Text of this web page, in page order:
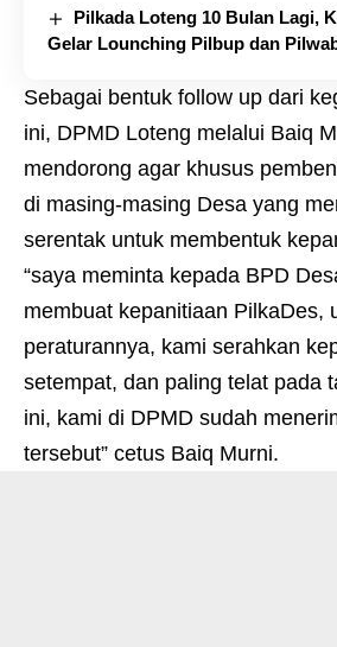
Pilkada Loteng 10 Bulan Lagi,
Gelar Lounching Pilbup dan
Sebagai bentuk follow up dari
ini, DPMD Loteng melalui Baiq
mendorong agar khusus
di masing-masing Desa yang
serentak untuk membentuk
“saya meminta kepada BPD
membuat kepanitiaan PilkaDes,
peraturannya, kami serahkan
setempat, dan paling telat pada
ini, kami di DPMD sudah
tersebut” cetus Baiq Murni.